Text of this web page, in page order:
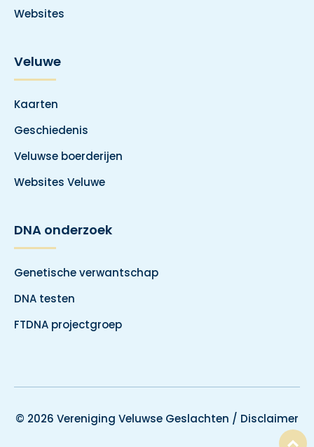
Websites
Veluwe
Kaarten
Geschiedenis
Veluwse boerderijen
Websites Veluwe
DNA onderzoek
Genetische verwantschap
DNA testen
FTDNA projectgroep
© 2026 Vereniging Veluwse Geslachten / Disclaimer